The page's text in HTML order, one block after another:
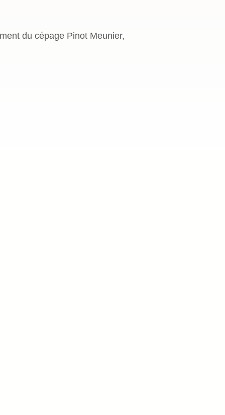
du cépage Pinot Meunier,